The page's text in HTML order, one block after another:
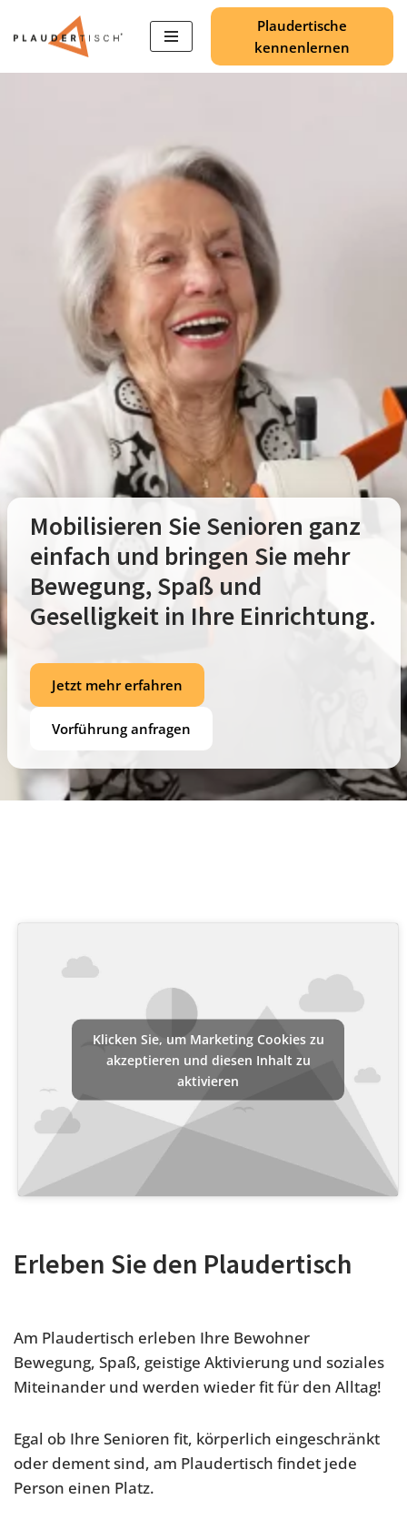
Inhalt
Plaudertische
kennenlernen
Mobilisieren Sie Senioren ganz
einfach und bringen Sie mehr
Bewegung, Spaß und
Geselligkeit in Ihre Einrichtung.
Jetzt mehr erfahren
Vorführung anfragen
Erleben Sie den Plaudertisch
Am Plaudertisch erleben Ihre Bewohner
Bewegung, Spaß, geistige Aktivierung und soziales
Miteinander und werden wieder fit für den Alltag!
Egal ob Ihre Senioren fit, körperlich eingeschränkt
oder dement sind, am Plaudertisch findet jede
Person einen Platz.
Klicken Sie, um Marketing Cookies zu
akzeptieren und diesen Inhalt zu
aktivieren